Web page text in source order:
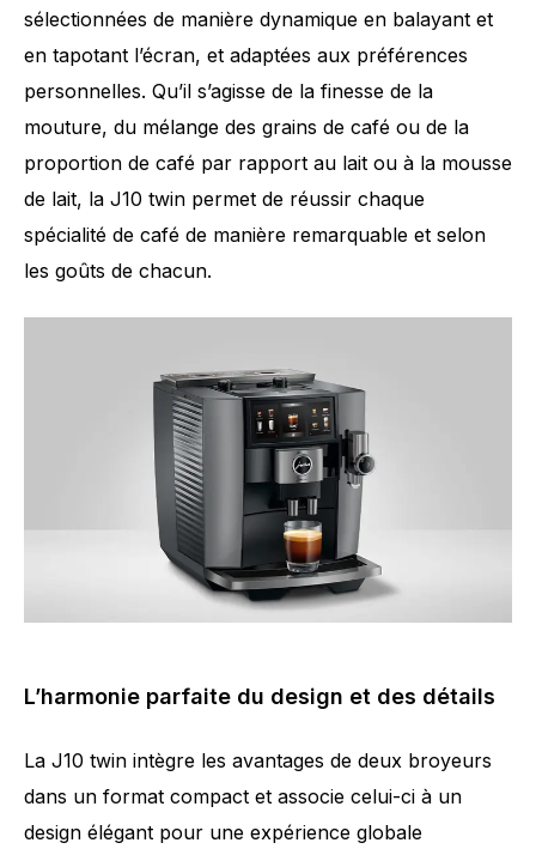
sélectionnées de manière dynamique en balayant et
en tapotant l’écran, et adaptées aux préférences
personnelles. Qu’il s’agisse de la finesse de la
mouture, du mélange des grains de café ou de la
proportion de café par rapport au lait ou à la mousse
de lait, la J10 twin permet de réussir chaque
spécialité de café de manière remarquable et selon
les goûts de chacun.
L’harmonie parfaite du design et des détails
La J10 twin intègre les avantages de deux broyeurs
dans un format compact et associe celui-ci à un
design élégant pour une expérience globale